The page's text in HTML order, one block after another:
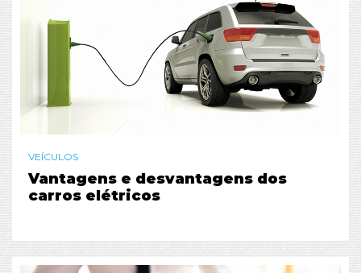
VEÍCULOS
Vantagens e desvantagens dos
carros elétricos